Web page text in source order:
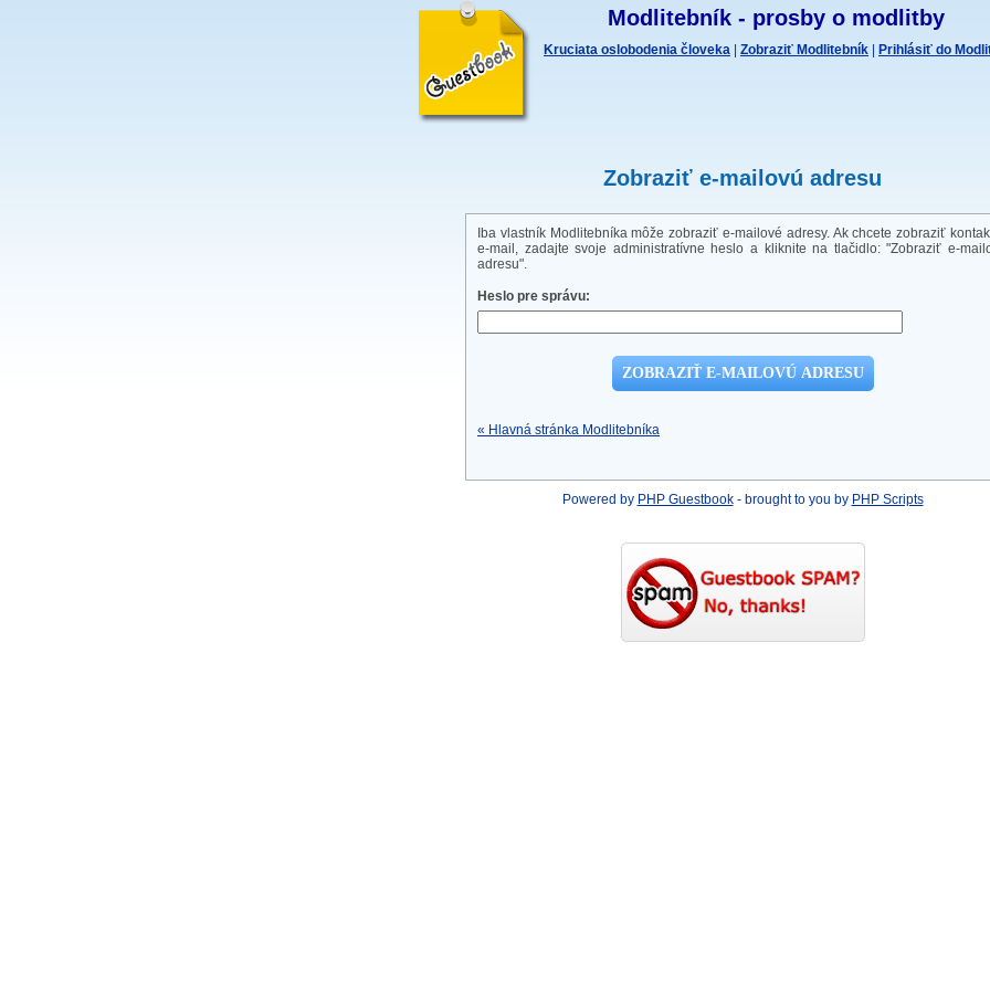
Modlitebník - prosby o modlitby
Kruciata oslobodenia človeka Zobraziť Modlitebník Prihlásiť do
Zobraziť e-mailovú adresu
Iba vlastník Modlitebníka môže zobraziť e-mailové adresy. Ak chcete zobraziť
e-mail, zadajte svoje administratívne heslo a kliknite na tlačidlo: "Zobraziť e-
adresu".
Heslo pre správu:
« Hlavná stránka Modlitebníka
Powered by PHP Guestbook- brought to you by PHP Scripts